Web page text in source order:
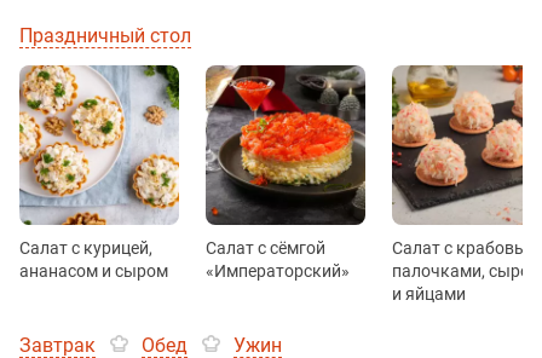
Праздничный стол
Салат с курицей,
ананасом и сыром
Салат с сёмгой
«Императорский»
Салат с
палочками, сыром
и яйцами
Завтрак Обед Ужин